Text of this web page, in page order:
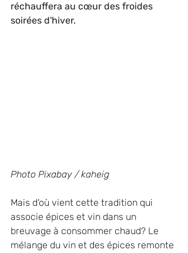
réchauffera au cœur des froides
soirées d'hiver.
Photo Pixabay / kaheig
Mais d'où vient cette tradition qui
associe épices et vin dans un
breuvage à consommer chaud? Le
mélange du vin et des épices remonte